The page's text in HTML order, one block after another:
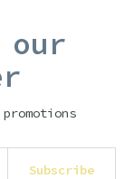
Subscribe